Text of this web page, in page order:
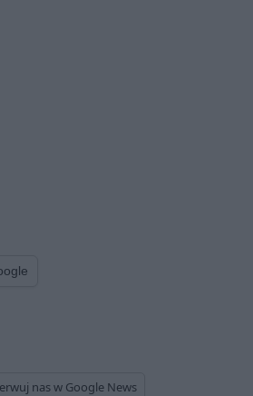
nas w Google News